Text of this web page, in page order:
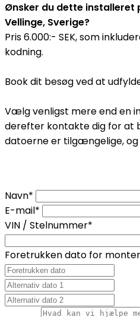
Ønsker du dette
Vellinge, Sverige?
Pris 6.000:- SEK, som
kodning.
Book dit besøg ved at
Vælg venligst mere end en
derefter kontakte dig for at
datoerne er tilgængelige,
Navn*
E-mail*
VIN / Stelnummer*
Foretrukken dato for